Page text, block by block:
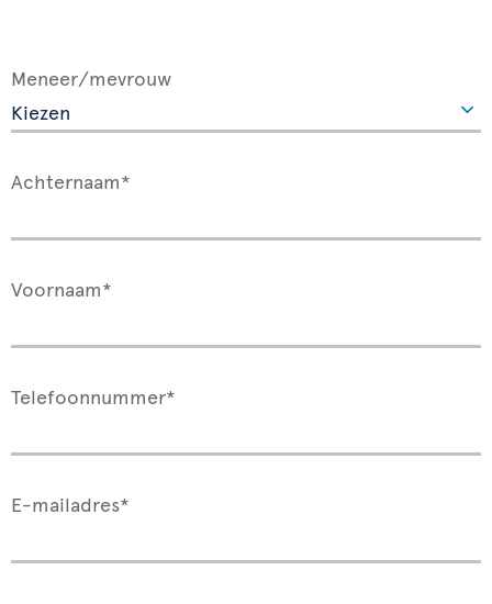
Meneer/mevrouw
Achternaam*
Voornaam*
Telefoonnummer*
E-mailadres*